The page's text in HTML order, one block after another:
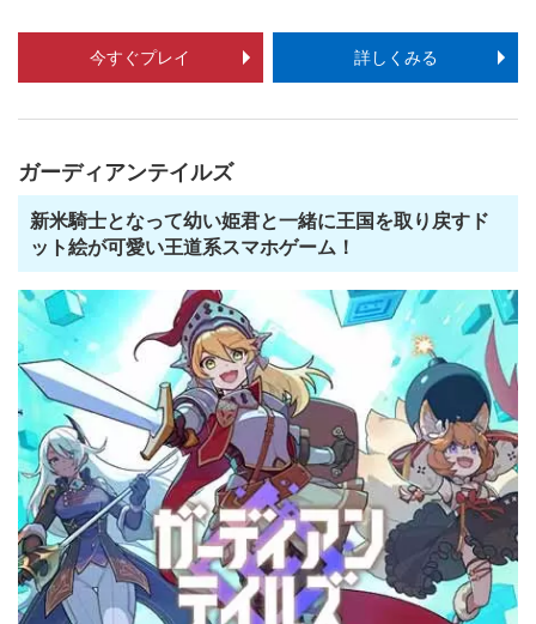
今すぐプレイ 詳しくみる
ガーディアンテイルズ
新米騎士となって幼い姫君と一緒に王国を取り戻すド
ット絵が可愛い王道系スマホゲーム！